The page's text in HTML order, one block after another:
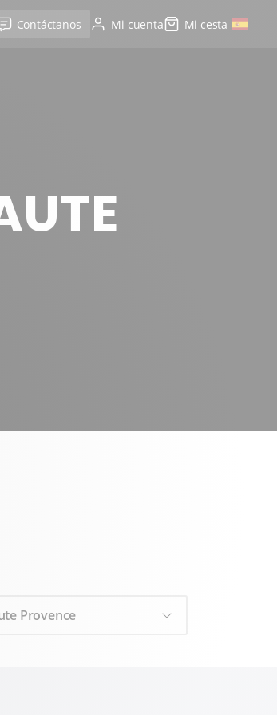
Contáctanos Mi cuenta Mi cesta